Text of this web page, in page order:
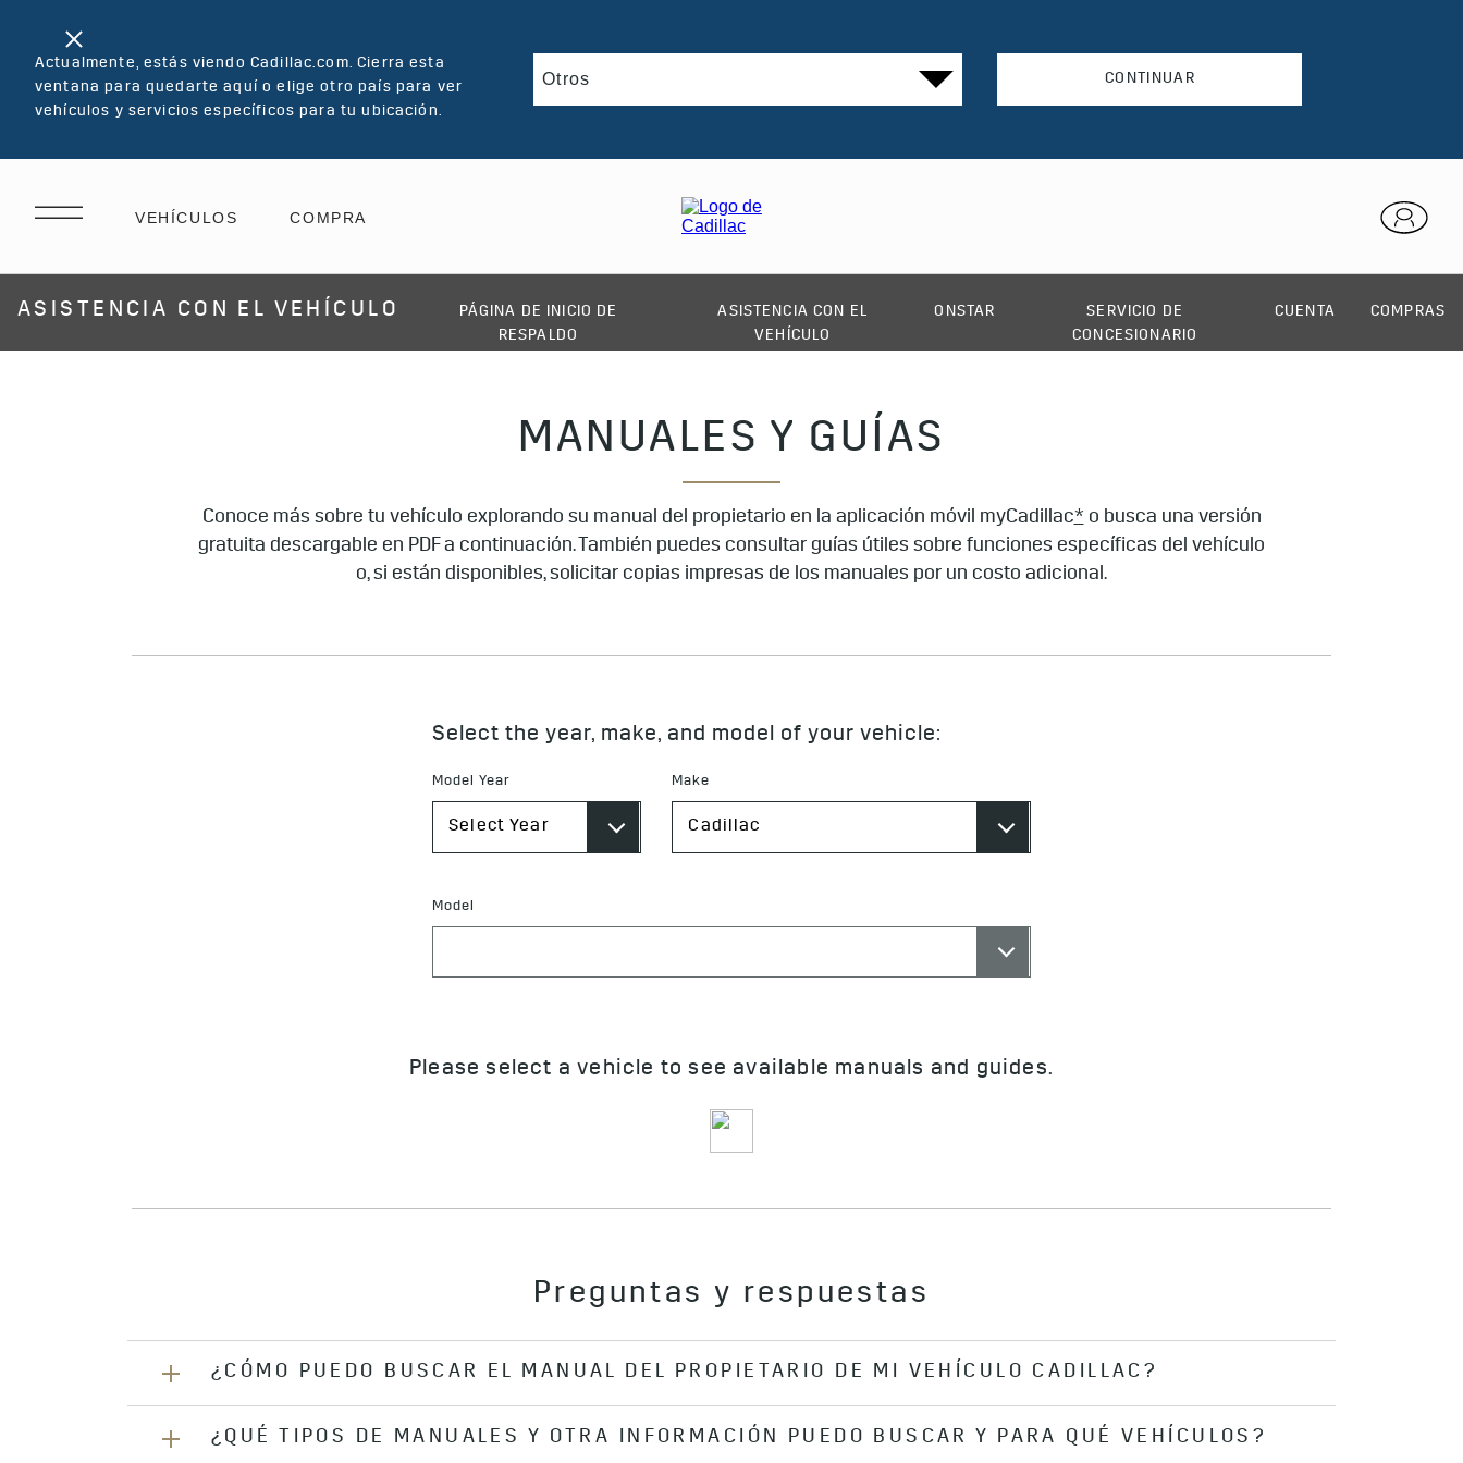
Actualmente, estás viendo Cadillac.com. Cierra esta
ventana para quedarte aquí o elige otro país para ver
vehículos y servicios específicos para tu ubicación.
CONTINUAR
ASISTENCIA CON EL VEHÍCULO
PÁGINA DE INICIO DE
RESPALDO
ASISTENCIA CON EL
VEHÍCULO
ONSTAR
SERVICIO DE
CONCESIONARIO
CUENTA COMPRAS
MANUALES Y GUÍAS
Conoce más sobre tu vehículo explorando su manual del propietario en la aplicación móvil myCadillac*o busca una versión
gratuita descargable en PDF a continuación. También puedes consultar guías útiles sobre funciones específicas del vehículo
o, si están disponibles, solicitar copias impresas de los manuales por un costo adicional.
Preguntas y respuestas
¿CÓMO PUEDO BUSCAR EL MANUAL DEL PROPIETARIO DE MI VEHÍCULO CADILLAC?
Para encontrar el manual del propietario de tu vehículo Cadillac, selecciona el año, la marca y el modelo en el menú
¿QUÉ TIPOS DE MANUALES Y OTRA INFORMACIÓN PUEDO BUSCAR Y PARA QUÉ VEHÍCULOS?